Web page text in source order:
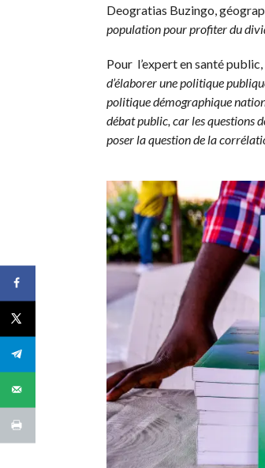
Deogratias Buzingo,
population pour profiter du
Pour l’expert en santé
d’élaborer une politique
politique démographique
débat public, car les questions
poser la question de la